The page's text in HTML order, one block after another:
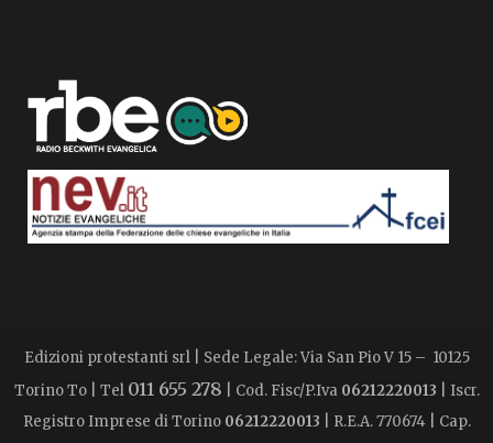
Edizioni protestanti srl | Sede Legale: Via San Pio V 15 – 10125
Torino To | Tel 011 655 278 | Cod. Fisc/P.Iva 06212220013 | Iscr.
Registro Imprese di Torino 06212220013 | R.E.A. 770674 | Cap.